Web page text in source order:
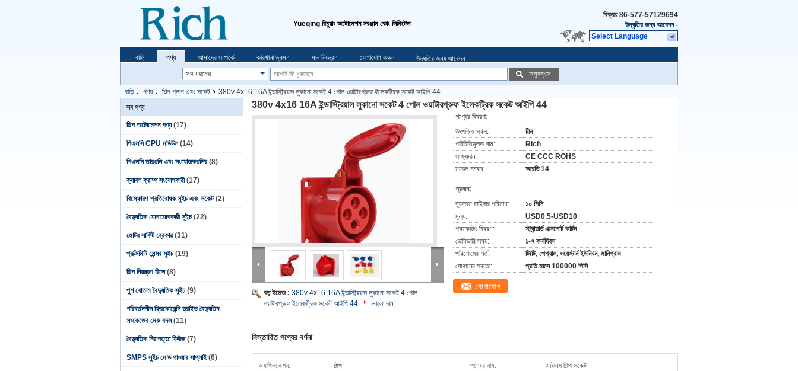
Yueqing রিচুয়াং অটোমেশন সরঞ্জাম কোং লিমিটেড
বিক্রয়86-577-57129694
উদ্ধৃতির জন্য আবেদন -
Select Language
বাড়ি পণ্য আমাদের সম্পর্কে কারখানা ভ্রমণ মান নিয়ন্ত্রণ যোগাযোগ করুন
উদ্ধৃতির জন্য আবেদন
অনুসন্ধান
বাড়ি পণ্য শিল্প প্লাগ এবং সকেট
380v 4x16 16A ইন্ডাস্ট্রিয়াল লুকানো সকেট 4 পোল ওয়াটারপ্রুফ ইলেকট্রিক সকেট আইপি 44
সব পণ্য
শিল্প অটোমেশন পণ্য (17)
পিএলসি CPU মডিউল (14)
পিএলসি তারগুলি এবং সংযোজকগুলির (8)
ক্যাবল ক্রাম্প সংযোগকারী (17)
বিস্ফোরণ প্রতিরোধক সুইচ এবং সকেট (2)
বৈদ্যুতিক যোগাযোগকারী সুইচ (22)
মোটর সার্কিট ব্রেকার (31)
প্রক্সিমিটি সেন্সর সুইচ (19)
শিল্প নিয়ন্ত্রণ রিলে (8)
পুশ বোতাম বৈদ্যুতিক সুইচ (9)
পরিবর্তনশীল ফ্রিকোয়েন্সি ড্রাইভ বৈদ্যুতিন
সংকেতের মেরু বদল (11)
বৈদ্যুতিক নিরাপত্তা ফিউজ (7)
SMPS সুইচ মোড পাওয়ার সাপ্লাই (6)
380v 4x16 16A ইন্ডাস্ট্রিয়াল লুকানো সকেট 4 পোল ওয়াটারপ্রুফ ইলেকট্রিক সকেট আইপি 44
বড় ইমেজ : 380v 4x16 16A ইন্ডাস্ট্রিয়াল লুকানো সকেট 4 পোল
ওয়াটারপ্রুফ ইলেকট্রিক সকেট আইপি 44
ভালো দাম
পণ্যের বিবরণ:
উৎপত্তি স্থল:
চীন
পরিচিতিমুলক নাম:
Rich
সাক্ষ্যদান:
CE CCC ROHS
মডেল নম্বার:
আরডি 14
প্রদান:
ন্যূনতম চাহিদার পরিমাণ:
১০ পিসি
মূল্য:
USD0.5-USD10
প্যাকেজিং বিবরণ:
স্ট্যান্ডার্ড এক্সপোর্ট কার্টন
ডেলিভারি সময়:
১-৭ কার্যদিবস
পরিশোধের শর্ত:
টি/টি, পেপ্যাল, ওয়েস্টার্ন ইউনিয়ন, মানিগ্রাম
যোগানের ক্ষমতা:
প্রতি মাসে 100000 পিসি
যোগাযোগ
বিস্তারিত পণ্যের বর্ণনা
অ্যাপ্লিকেশন: শিল্প পণ্যের নাম: এবিএস শিল্প সকেট